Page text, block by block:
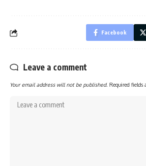
Facebook
Leave a comment
Your email address will not be published. Required fields